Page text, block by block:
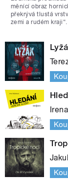
měnící obraz
překrývá tlustá
zemi a rudém kraji“.